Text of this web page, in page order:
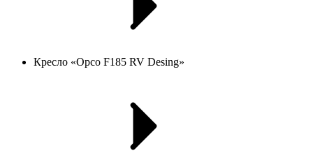
Кресло «Орсо F185 RV Desing»